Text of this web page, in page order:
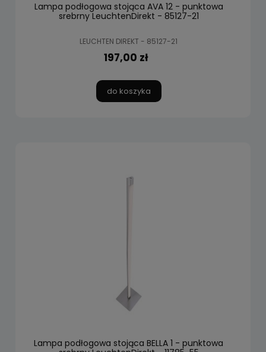
Lampa podłogowa stojąca AVA 12 - punktowa
srebrny LeuchtenDirekt - 85127-21
LEUCHTEN DIREKT - 85127-21
197,00 zł
do koszyka
Lampa podłogowa stojąca BELLA 1 - punktowa